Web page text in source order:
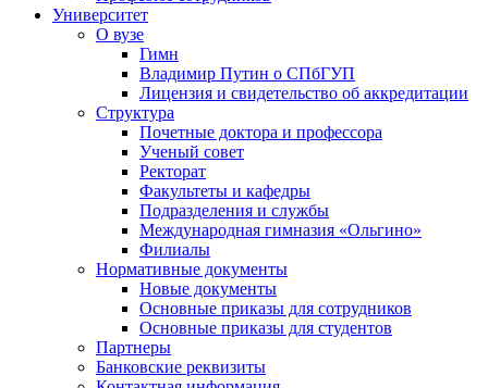
Университет
О вузе
Гимн
Владимир Путин о СПбГУП
Лицензия и свидетельство об аккредитации
Структура
Почетные доктора и профессора
Ученый совет
Ректорат
Факультеты и кафедры
Подразделения и службы
Международная гимназия «Ольгино»
Филиалы
Нормативные документы
Новые документы
Основные приказы для сотрудников
Основные приказы для студентов
Партнеры
Банковские реквизиты